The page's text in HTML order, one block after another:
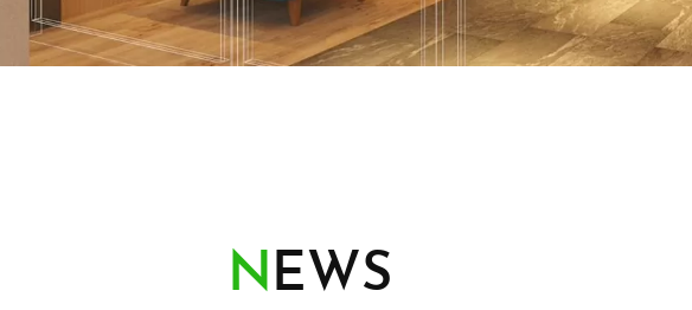
NEWS